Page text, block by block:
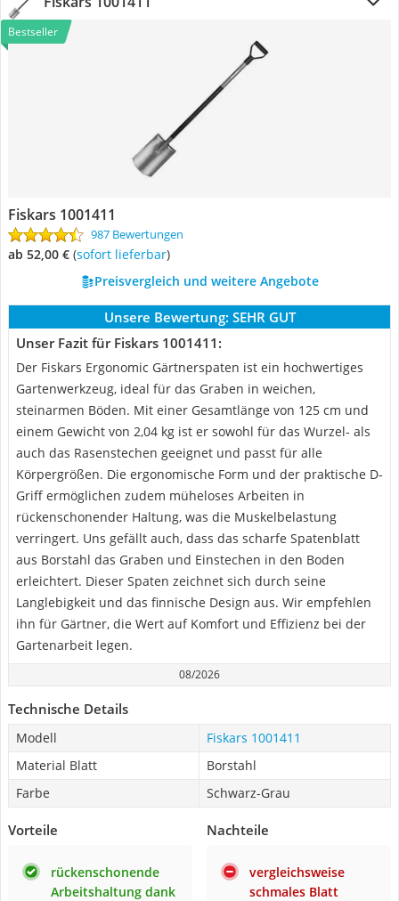
Bestseller
Fiskars 1001411
987 Bewertungen
ab 52,00 € ( Sofort lieferbar)
Preisvergleich und weitere Angebote
Unsere Bewertung: SEHR GUT
Unser Fazit für Fiskars 1001411:
Der Fiskars Ergonomic Gärtnerspaten ist ein hochwertiges
Gartenwerkzeug, ideal für das Graben in weichen,
steinarmen Böden. Mit einer Gesamtlänge von 125 cm und
einem Gewicht von 2,04 kg ist er sowohl für das Wurzel- als
auch das Rasenstechen geeignet und passt für alle
Körpergrößen. Die ergonomische Form und der praktische D-
Griff ermöglichen zudem müheloses Arbeiten in
rückenschonender Haltung, was die Muskelbelastung
verringert. Uns gefällt auch, dass das scharfe Spatenblatt
aus Borstahl das Graben und Einstechen in den Boden
erleichtert. Dieser Spaten zeichnet sich durch seine
Langlebigkeit und das finnische Design aus. Wir empfehlen
ihn für Gärtner, die Wert auf Komfort und Effizienz bei der
Gartenarbeit legen.
08/2026
Technische Details
Modell
Fiskars 1001411
Material Blatt
Borstahl
Farbe
Schwarz-Grau
Vorteile
rückenschonende
Arbeitshaltung dank
Nachteile
vergleichsweise
schmales Blatt